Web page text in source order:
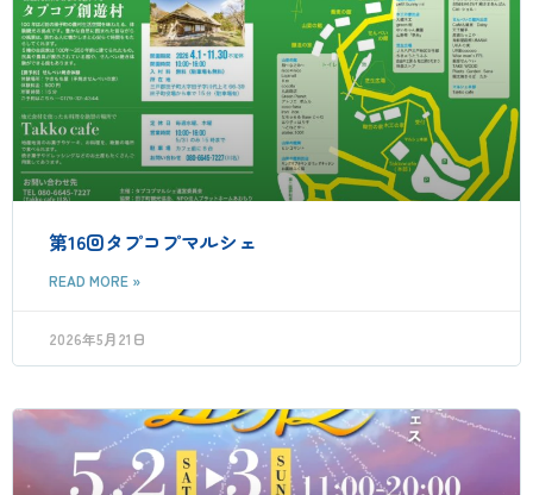
第16回タプコプマルシェ
READ MORE »
2026年5月21日